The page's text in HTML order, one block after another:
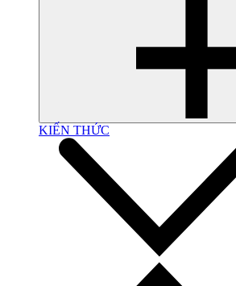
KIẾN THỨC